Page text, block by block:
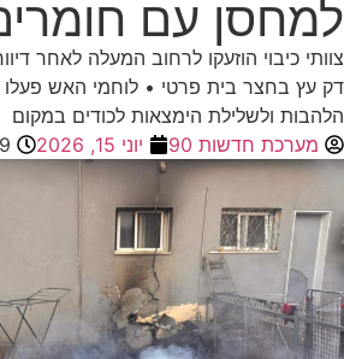
למחסן עם
צוותי כיבוי הוזעקו לרחוב המעלה לאחר
דק עץ בחצר בית פרטי • לוחמי האש
הלהבות ולשלילת הימצאות לכודים במקום
מערכת חדשות 90
יוני 15, 2026